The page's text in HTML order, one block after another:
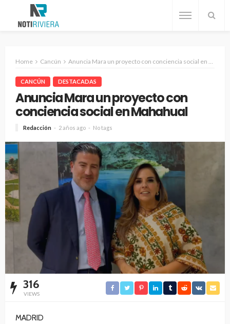
Home Cancún Anuncia Mara un proyecto con conciencia social en Mahahual
CANCÚN DESTACADAS
Anuncia Mara un proyecto con
conciencia social en Mahahual
Redacción 2 años ago No tags
316
VIEWS
MADRID